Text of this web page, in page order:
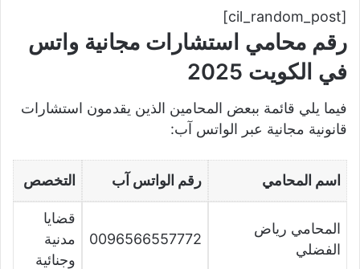
[cil_random_post]
رقم محامي استشارات مجانية واتس
في الكويت 2025
فيما يلي قائمة ببعض المحامين الذين يقدمون استشارات
قانونية مجانية عبر الواتس آب:
اسم المحامي رقم الواتس آب التخصص
المحامي رياض
الفضلي
0096566557772
قضايا
مدنية
وجنائية